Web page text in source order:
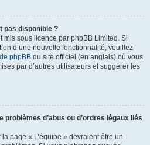
pas disponible ?
sous licence par phpBB Limited. Si
d’une nouvelle fonctionnalité, veuillez
phpBB du site officiel (en anglais) où vous
par d’autres utilisateurs et suggérer les
d’abus ou d’ordres légaux liés
page « L’équipe » devraient être un